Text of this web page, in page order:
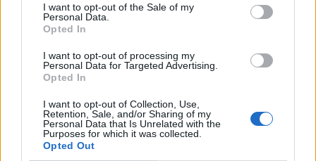
I want to opt-out of the Sale of my
Personal Data.
Opted In
I want to opt-out of processing my
Personal Data for Targeted Advertising.
Opted In
I want to opt-out of Collection, Use,
Retention, Sale, and/or Sharing of my
Personal Data that Is Unrelated with the
Purposes for which it was collected.
Opted Out
Condividi questo articolo:
Mastodon Telegram WhatsApp
Stampa